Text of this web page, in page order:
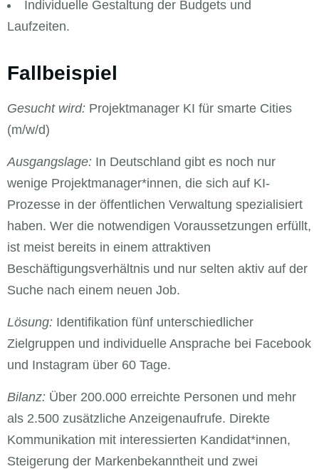
Individuelle Gestaltung der Budgets und
Laufzeiten.
Fallbeispiel
Gesucht wird: Projektmanager KI für smarte Cities
(m/w/d)
Ausgangslage: In Deutschland gibt es noch nur
wenige Projektmanager*innen, die sich auf KI-
Prozesse in der öffentlichen Verwaltung spezialisiert
haben. Wer die notwendigen Voraussetzungen erfüllt,
ist meist bereits in einem attraktiven
Beschäftigungsverhältnis und nur selten aktiv auf der
Suche nach einem neuen Job.
Lösung: Identifikation fünf unterschiedlicher
Zielgruppen und individuelle Ansprache bei Facebook
und Instagram über 60 Tage.
Bilanz: Über 200.000 erreichte Personen und mehr
als 2.500 zusätzliche Anzeigenaufrufe. Direkte
Kommunikation mit interessierten Kandidat*innen,
Steigerung der Markenbekanntheit und zwei